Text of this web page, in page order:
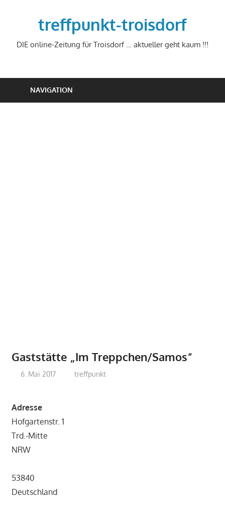
treffpunkt-troisdorf
DIE online-Zeitung für Troisdorf … aktueller geht kaum !!!
NAVIGATION
Gaststätte „Im Treppchen/Samos“
6. Mai 2017 treffpunkt
Adresse
Hofgartenstr. 1
Trd.-Mitte
NRW
53840
Deutschland